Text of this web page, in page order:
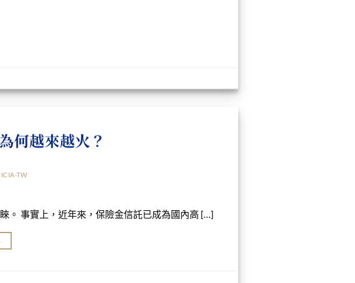
何越來越火？
ICIA-TW
。 事實上，近年來，保險金信託已成為國內高 […]